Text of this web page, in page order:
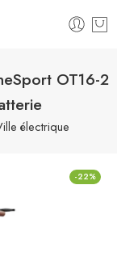
OT16-2
électrique
-22%